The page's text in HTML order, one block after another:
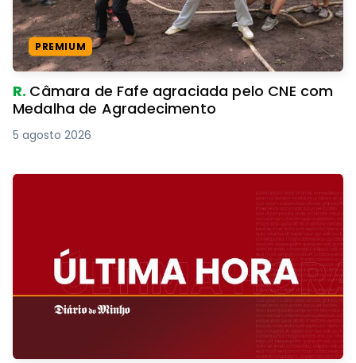
PREMIUM
R. Câmara de Fafe agraciada pelo CNE com
Medalha de Agradecimento
5 agosto 2026